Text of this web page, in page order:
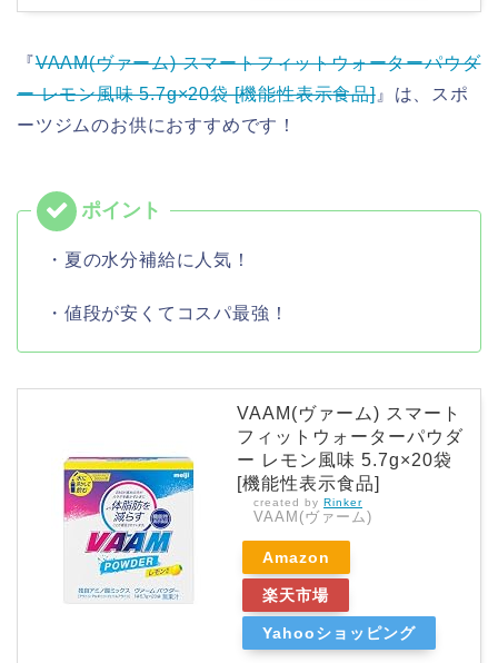
『VAAM(ヴァーム) スマートフィットウォーターパウダ
ー レモン風味 5.7g×20袋 [機能性表示食品]』は、スポ
ーツジムのお供におすすめです！
・夏の水分補給に人気！
・値段が安くてコスパ最強！
VAAM(ヴァーム) スマート
フィットウォーターパウダ
ー レモン風味 5.7g×20袋
[機能性表示食品]
created by Rinker
VAAM(ヴァーム)
Amazon
楽天市場
Yahooショッピング